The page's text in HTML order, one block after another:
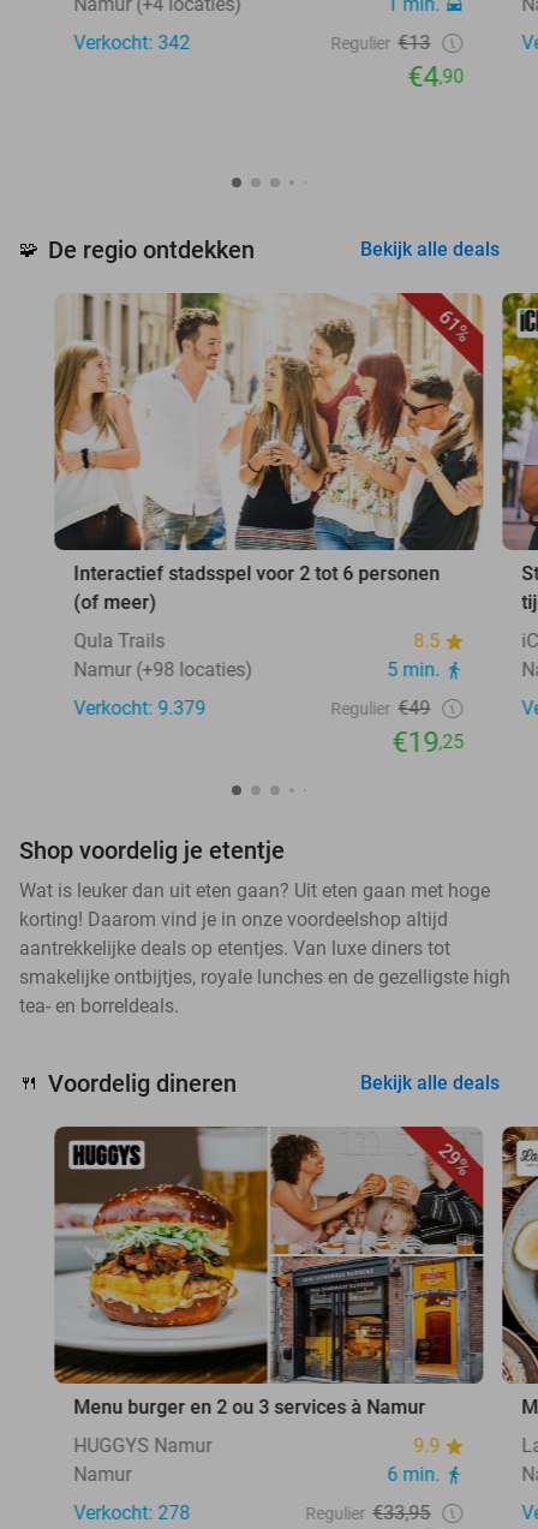
Verkocht: 342
Regulier €13
€4,90
🧩 De regio ontdekken Bekijk alle deals
61%
Interactief stadsspel voor 2 tot 6 personen
(of meer)
Qula Trails
8.5
Namur (+98 locaties)
5 min.
Verkocht: 9.379
Regulier €49
€19,25
Shop voordelig je etentje
Wat is leuker dan uit eten gaan? Uit eten gaan met hoge
korting! Daarom vind je in onze voordeelshop altijd
aantrekkelijke deals op etentjes. Van luxe diners tot
smakelijke ontbijtjes, royale lunches en de gezelligste high
tea- en borreldeals.
🍴 Voordelig dineren Bekijk alle deals
29%
Menu burger en 2 ou 3 services à Namur
HUGGYS Namur
9.9
Namur
6 min.
Verkocht: 278
Regulier €33,95